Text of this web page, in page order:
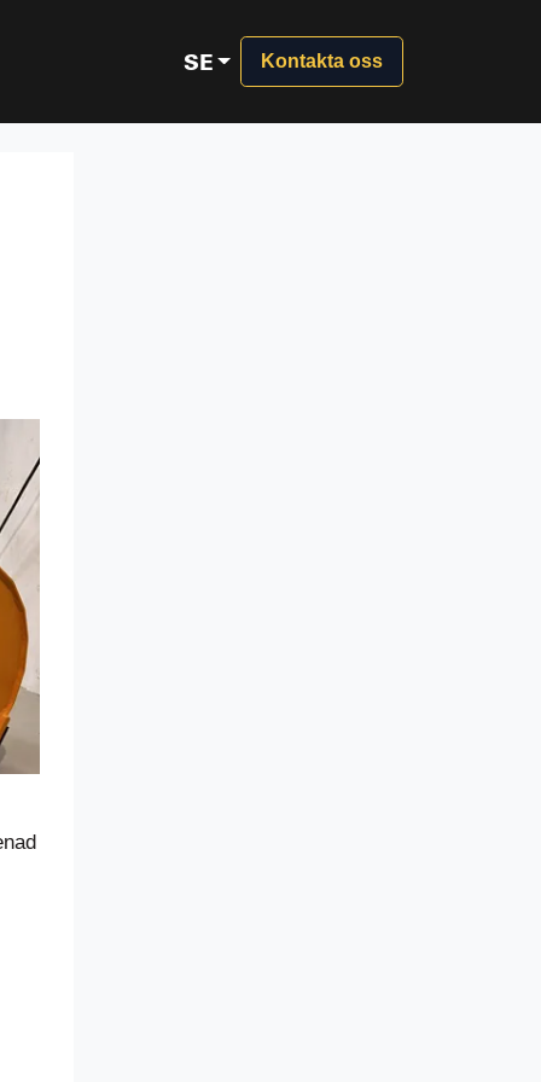
SE Kontakta oss